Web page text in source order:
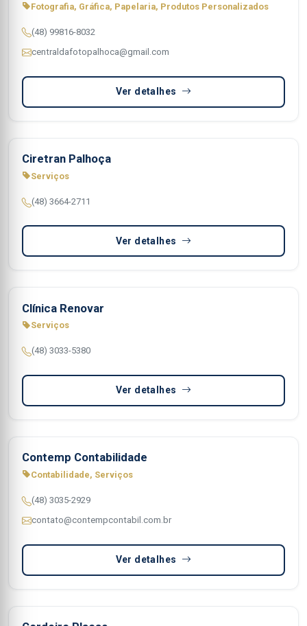
Fotografia, Gráfica, Papelaria, Produtos Personalizados
(48) 99816-8032
centraldafotopalhoca@gmail.com
Ver detalhes
Ciretran Palhoça
Serviços
(48) 3664-2711
Ver detalhes
Clínica Renovar
Serviços
(48) 3033-5380
Ver detalhes
Contemp Contabilidade
Contabilidade, Serviços
(48) 3035-2929
contato@contempcontabil.com.br
Ver detalhes